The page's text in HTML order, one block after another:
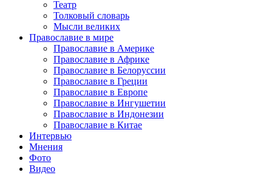
Театр
Толковый словарь
Мысли великих
Православие в мире
Православие в Америке
Православие в Африке
Православие в Белоруссии
Православие в Греции
Православие в Европе
Православие в Ингушетии
Православие в Индонезии
Православие в Китае
Интервью
Мнения
Фото
Видео